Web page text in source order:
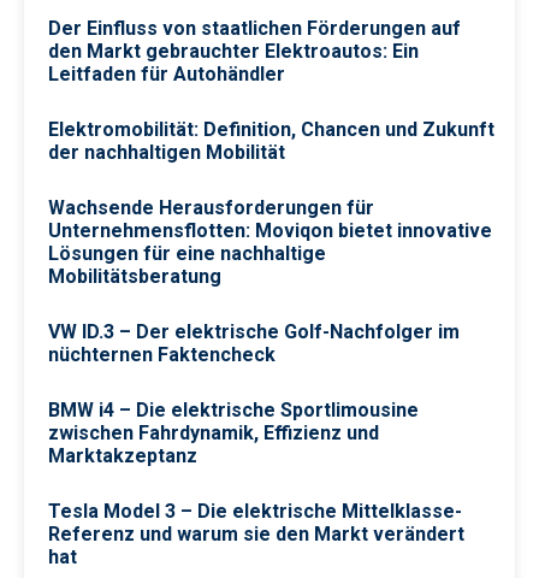
Der Einfluss von staatlichen Förderungen auf
den Markt gebrauchter Elektroautos: Ein
Leitfaden für Autohändler
Elektromobilität: Definition, Chancen und Zukunft
der nachhaltigen Mobilität
Wachsende Herausforderungen für
Unternehmensflotten: Moviqon bietet innovative
Lösungen für eine nachhaltige
Mobilitätsberatung
VW ID.3 – Der elektrische Golf-Nachfolger im
nüchternen Faktencheck
BMW i4 – Die elektrische Sportlimousine
zwischen Fahrdynamik, Effizienz und
Marktakzeptanz
Tesla Model 3 – Die elektrische Mittelklasse-
Referenz und warum sie den Markt verändert
hat